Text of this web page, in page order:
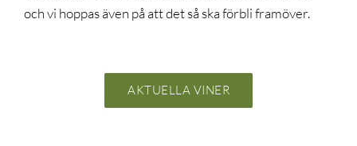
och vi hoppas även på att det så ska förbli framöver.
AKTUELLA VINER